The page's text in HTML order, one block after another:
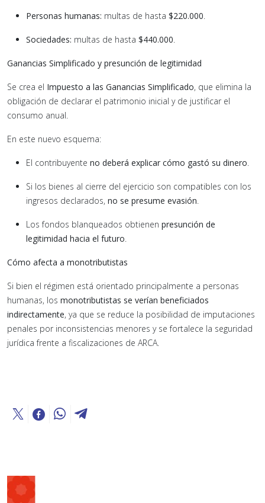
Personas humanas: multas de hasta $220.000
Sociedades: multas de hasta $440.000
Ganancias Simplificado y presunción de legitimidad
Se crea el Impuesto a las Ganancias Simplificado, que elimina la
obligación de declarar el patrimonio inicial y de justificar el
consumo anual.
En este nuevo esquema:
El contribuyente no deberá explicar cómo gastó su dinero
Si los bienes al cierre del ejercicio son compatibles con los
ingresos declarados, no se presume evasión
Los fondos blanqueados obtienen presunción de
legitimidad hacia el futuro
Cómo afecta a monotributistas
Si bien el régimen está orientado principalmente a personas
humanas, los monotributistas se verían beneficiados
indirectamente, ya que se reduce la posibilidad de imputaciones
penales por inconsistencias menores y se fortalece la seguridad
jurídica frente a fiscalizaciones de ARCA.